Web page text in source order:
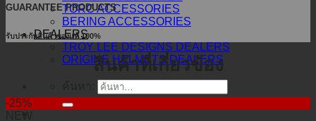
TORC ACCESSORIES
BERING ACCESSORIES
DEALERS
TROY LEE DESIGNS DEALERS
ORIGINE HELMETS DEALERS
GUARANTEE PRODUCTS
รับประกันสินค้าของแท้ 100%
สินค้าที่เกี่ยวข้อง
-25%